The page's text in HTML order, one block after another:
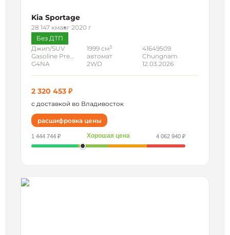
Kia Sportage
28 147 кмавг 2020 г
Без ДТП
Джип/SUV
Gasoline Pre...
G4NA
1999 см3
автомат
2WD
41649509
Chungnam
12.03.2026
2 320 453 ₽
с доставкой во Владивосток
расшифровка цены
1 444 744 ₽ Хорошая цена 4 062 940 ₽